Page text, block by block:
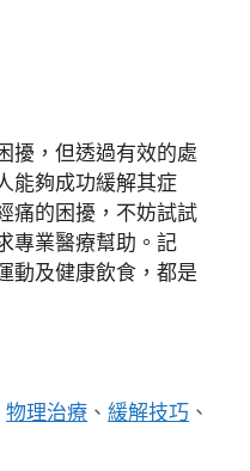
擾，但透過有效的處
能夠成功緩解其症
痛的困擾，不妨試試
專業醫療幫助。記
動及健康飲食，都是
物理治療 、緩解技巧 、